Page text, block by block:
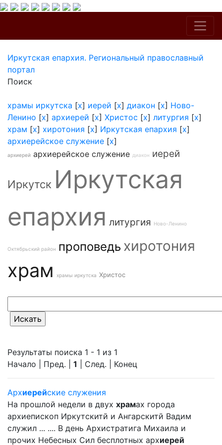
Иркутская епархия. Региональный православный
портал
Поиск
храмы иркутска [x] иерей [x] диакон [x] Ново-
Ленино [x] архиерей [x] Христос [x] литургия [x]
храм [x] хиротония [x] Иркутская епархия [x]
архиерейское служение [x]
архиерей архиерейское служение диакон иерей
Иркутск Иркутская
епархия литургия Ново-Ленино
Октябрьский район проповедь хиротония
храм храмы иркутска Христос
Результаты поиска 1 - 1 из 1
Начало | Пред. | 1 | След. | Конец
Архиерейские служения
На прошлой недели в двух храмах города
архиепископ Иркутскитй и Ангарскитй Вадим
служил ... .... В день Архистратига Михаила и
прочих Небесных Сил бесплотных архиерей